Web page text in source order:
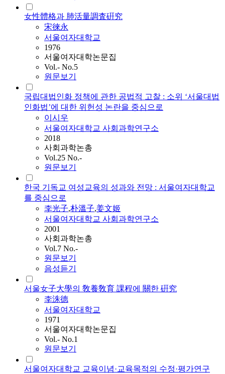
女性體格과 肺活量調査硏究
宋徠永
서울여자대학교
1976
서울여자대학논문집
Vol.- No.5
원문보기
국립대법인화 정책에 관한 공법적 고찰 : 소위 ‘서울대법
인화법’에 대한 위헌성 논란을 중심으로
이시우
서울여자대학교 사회과학연구소
2018
사회과학논총
Vol.25 No.-
원문보기
한국 기독교 여성교육의 성과와 전망 : 서울여자대학교
를 중심으로
李光子,朴溫子,姜文姬
서울여자대학교 사회과학연구소
2001
사회과학논총
Vol.7 No.-
원문보기
음성듣기
서울女子大學의 敎養敎育 課程에 關한 硏究
李洙德
서울여자대학교
1971
서울여자대학논문집
Vol.- No.1
원문보기
서울여자대학교 교육이념·교육목적의 수정·평가연구